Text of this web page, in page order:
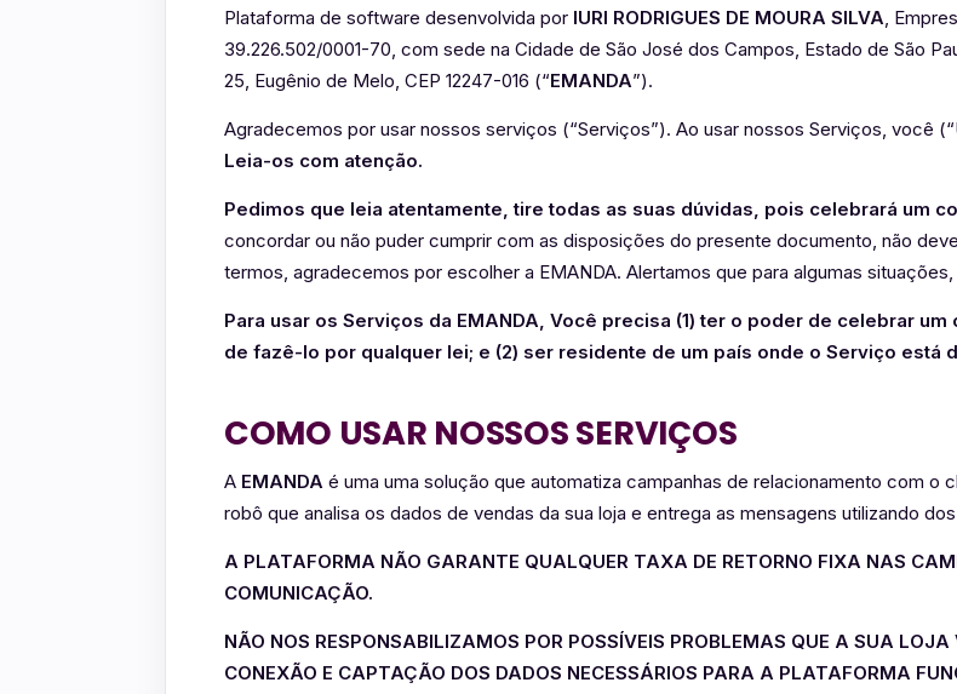
Plataforma de software desenvolvida por IURI RODRIGUES DE MOURA SILVA,
39.226.502/0001-70, com sede na Cidade de São José dos Campos, Estado de São
25, Eugênio de Melo, CEP 12247-016 (“EMANDA”).
Agradecemos por usar nossos serviços (“Serviços”). Ao usar nossos Serviços, você
Leia-os com atenção.
Pedimos que leia atentamente, tire todas as suas dúvidas, pois celebrará um
concordar ou não puder cumprir com as disposições do presente documento, não
termos, agradecemos por escolher a EMANDA. Alertamos que para algumas
Para usar os Serviços da EMANDA, Você precisa (1) ter o poder de celebrar
de fazê-lo por qualquer lei; e (2) ser residente de um país onde o Serviço está
COMO USAR NOSSOS SERVIÇOS
A EMANDA é uma uma solução que automatiza campanhas de relacionamento com o
robô que analisa os dados de vendas da sua loja e entrega as mensagens utilizando
A PLATAFORMA NÃO GARANTE QUALQUER TAXA DE RETORNO FIXA NAS
COMUNICAÇÃO.
NÃO NOS RESPONSABILIZAMOS POR POSSÍVEIS PROBLEMAS QUE A SUA
CONEXÃO E CAPTAÇÃO DOS DADOS NECESSÁRIOS PARA A PLATAFORMA